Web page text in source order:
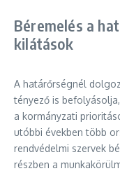
Béremelés a
kilátások
A határőrségnél
tényező is
a kormányzati
utóbbi években több
rendvédelmi szervek
részben a